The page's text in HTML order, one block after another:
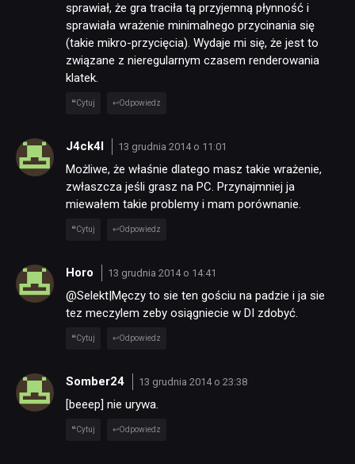
sprawiał, że gra traciła tą przyjemną płynność i
sprawiała wrażenie minimalnego przycinania się
(takie mikro-przycięcia). Wydaje mi się, że jest to
związane z nieregularnym czasem renderowania
klatek.
Cytuj Odpowiedz
J4ck4l 13 grudnia 2014 o 11:01
Możliwe, że właśnie dlatego masz takie wrażenie,
zwłaszcza jeśli grasz na PC. Przynajmniej ja
miewałem takie problemy i mam porównanie.
Cytuj Odpowiedz
Horo 13 grudnia 2014 o 14:41
@Selekt|Męczy to sie ten gościu na padzie i ja sie
tez meczylem zeby osiągniecie w DI zdobyć.
Cytuj Odpowiedz
Somber24 13 grudnia 2014 o 23:38
[beeep] nie urywa.
Cytuj Odpowiedz